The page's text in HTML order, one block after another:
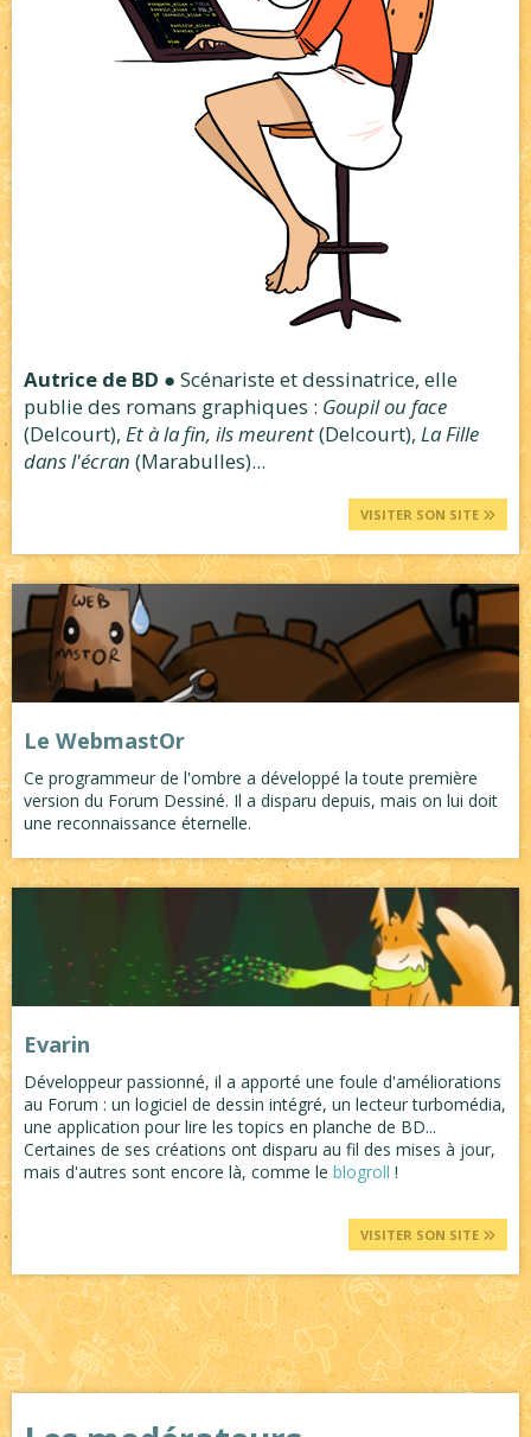
Autrice de BD ● Scénariste et dessinatrice, elle
publie des romans graphiques : Goupil ou face
(Delcourt), Et à la fin, ils meurent(Delcourt), La Fille
dans l'écran (Marabulles)...
VISITER SON SITE
Le WebmastOr
Ce programmeur de l'ombre a développé la toute première
version du Forum Dessiné. Il a disparu depuis, mais on lui doit
une reconnaissance éternelle.
Evarin
Développeur passionné, il a apporté une foule d'améliorations
au Forum : un logiciel de dessin intégré, un lecteur turbomédia,
une application pour lire les topics en planche de BD...
Certaines de ses créations ont disparu au fil des mises à jour,
mais d'autres sont encore là, comme le blogroll !
VISITER SON SITE